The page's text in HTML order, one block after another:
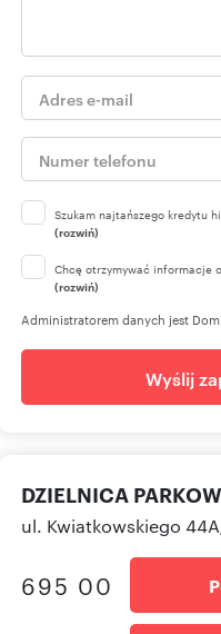
Szukam najtańszego kredytu
(rozwiń)
Chcę otrzymywać informacje
(rozwiń)
Administratorem danych jest
Wyślij
DZIELNICA
ul. Kwiatkowskiego
695 00